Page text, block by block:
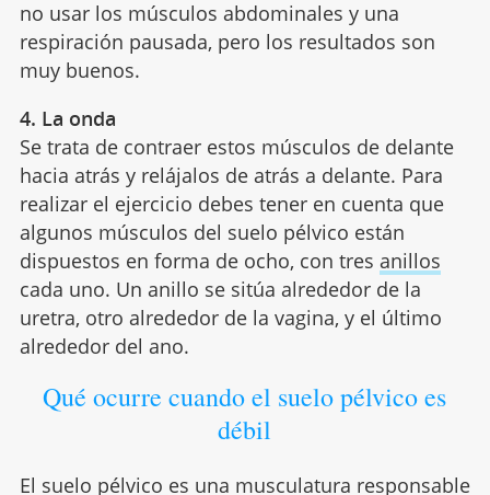
no usar los músculos abdominales y una
respiración pausada, pero los resultados son
muy buenos.
4. La onda
Se trata de contraer estos músculos de delante
hacia atrás y relájalos de atrás a delante. Para
realizar el ejercicio debes tener en cuenta que
algunos músculos del suelo pélvico están
dispuestos en forma de ocho, con tres anillos
cada uno. Un anillo se sitúa alrededor de la
uretra, otro alrededor de la vagina, y el último
alrededor del ano.
Qué ocurre cuando el suelo pélvico es
débil
El suelo pélvico es una musculatura responsable